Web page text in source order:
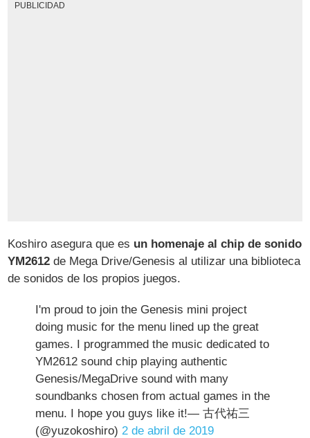
PUBLICIDAD
Koshiro asegura que es un homenaje al chip de sonido
YM2612 de Mega Drive/Genesis al utilizar una biblioteca
de sonidos de los propios juegos.
I'm proud to join the Genesis mini project
doing music for the menu lined up the great
games. I programmed the music dedicated to
YM2612 sound chip playing authentic
Genesis/MegaDrive sound with many
soundbanks chosen from actual games in the
menu. I hope you guys like it!— 古代祐三
(@yuzokoshiro)2 de abril de 2019